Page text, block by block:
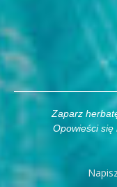
Zaparz
Opowieści się